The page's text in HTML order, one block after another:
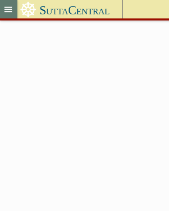
≡ ☸ SuttaCentral